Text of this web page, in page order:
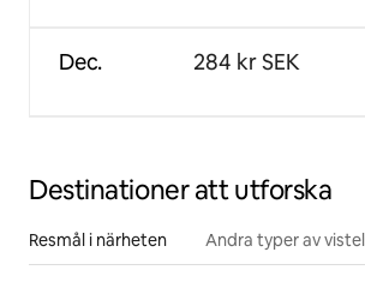
Dec. 284 kr SEK
Destinationer att utforska
Resmål i närheten Andra typer av